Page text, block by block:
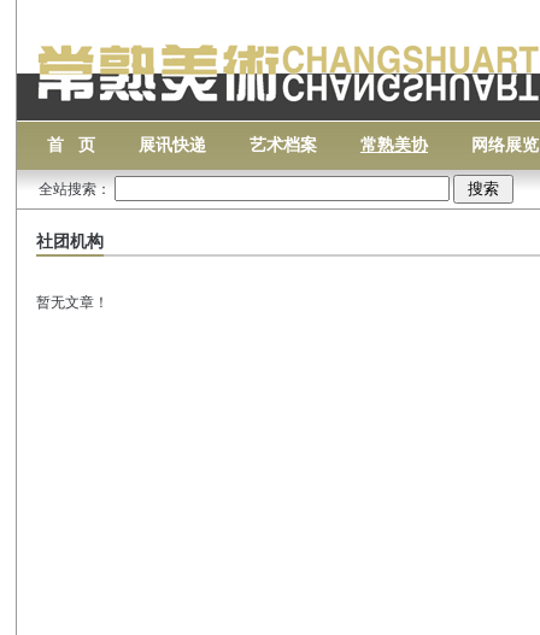
首 页 展讯快递 艺术档案 常熟美协 网络展览
全站搜索：
社团机构
暂无文章！